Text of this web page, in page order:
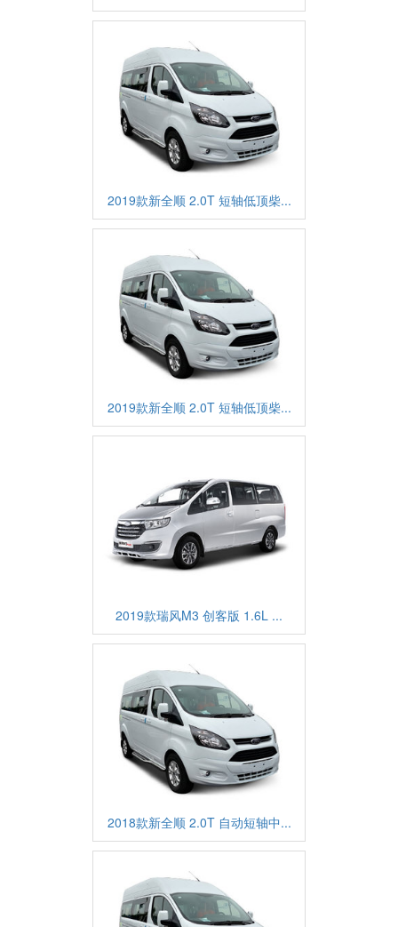
2019款新全顺 2.0T 短轴低顶柴...
2019款新全顺 2.0T 短轴低顶柴...
2019款瑞风M3 创客版 1.6L ...
2018款新全顺 2.0T 自动短轴中...